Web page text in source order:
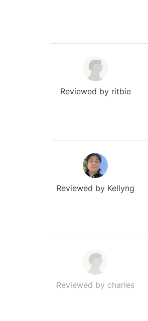
Reviewed by ritbie
Reviewed by Kellyng
Reviewed by charles